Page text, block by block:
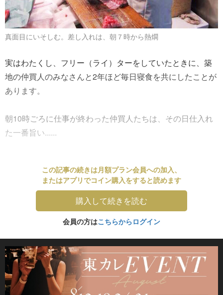
真面目にいそしむ。差し入れは、朝７時から熱燗
実はわたくし、フリー（ライ）ターをしていたときに、築
地の仲買人のみなさんと2年ほど毎日寝食を共にしたことが
あります。
朝10時ごろに仕事が終わった仲買人たちは、その日仕入れ
た一番旨い......
この記事の続きは月額プラン会員への加入、
またはアプリでコイン購入をすると読めます
購入して続きを読む
会員の方はこちらからログイン